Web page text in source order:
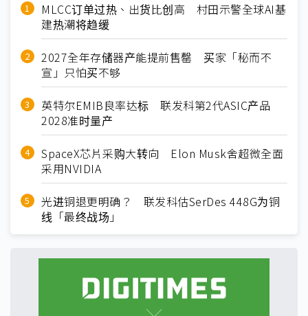
MLCC订单过热、出货比创高 村田示警全球AI基
建热潮将趋缓
2027全年存储器产能提前售罄 买家「秘而不
宣」只怕买不够
英特尔EMIB良率达标 联发科第2代ASIC产品
2028准时量产
SpaceX芯片采购大转向 Elon Musk舍超微全面
采用NVIDIA
光进铜退更明确？ 联发科估SerDes 448G为铜
线「最终战场」